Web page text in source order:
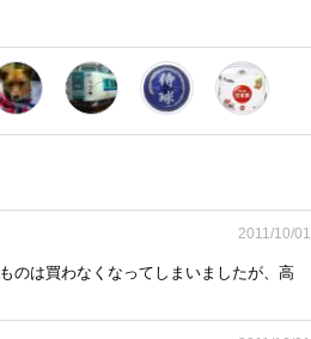
2011/10/01
のは買わなくなってしまいましたが、高